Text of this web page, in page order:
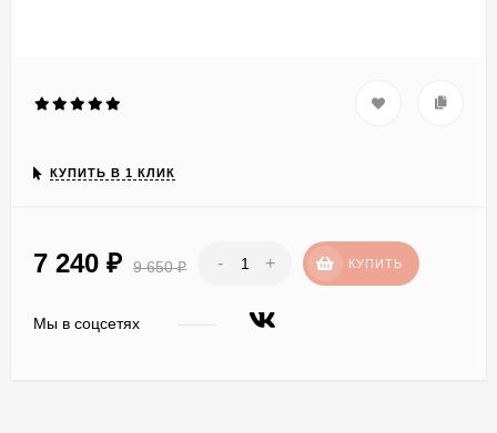
КУПИТЬ В 1 КЛИК
7 240 ₽ 9 650₽ - + КУПИТЬ
Мы в соцсетях